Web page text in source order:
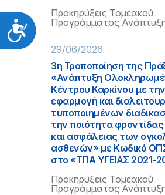
Προσιτότητα
Προκηρύξεις Τομεακού
Προγράμματος
29/06/2026
3η Τροποποίηση της
«Ανάπτυξη
Κέντρου Καρκίνου με την
εφαρμογή και
τυποποιημένων
την ποιότητα φροντίδας
και ασφάλειας των
ασθενών» με Κωδικό
στο «ΤΠΑ ΥΓΕΙΑΣ 2021-
Προκηρύξεις Τομεακού
Προγράμματος